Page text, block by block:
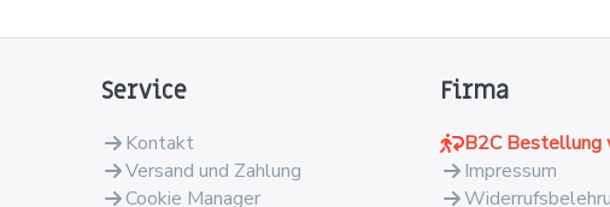
Service
Kontakt
Versand und Zahlung
Cookie Manager
Firma
B2C Bestellung
Impressum